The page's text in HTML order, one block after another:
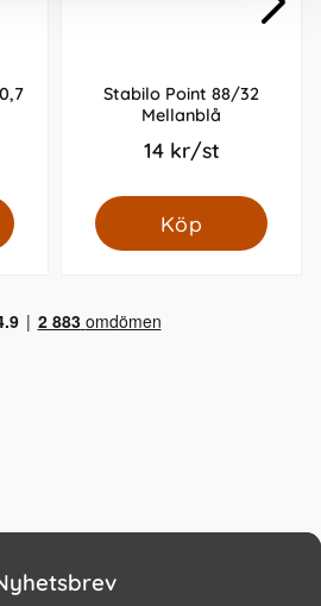
Stabilo Point 88/32
Mellanblå
14 kr/st
Köp